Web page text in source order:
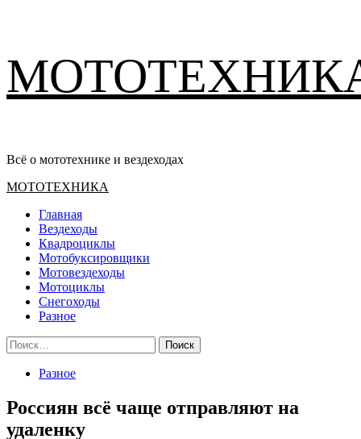
содержимому
Всё о мототехнике и вездеходах
Основное
МОТОТЕХНИКА
Главная
Вездеходы
Квадроциклы
Мотобуксировщики
Мотовездеходы
Мотоциклы
Снегоходы
Разное
Найти:
Разное
Россиян всё чаще отправляют на
удаленку